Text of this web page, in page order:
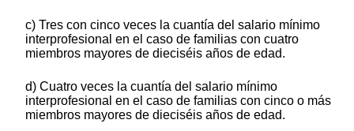
c) Tres con cinco veces la cuantía del salario mínimo
interprofesional en el caso de familias con cuatro
miembros mayores de dieciséis años de edad.
d) Cuatro veces la cuantía del salario mínimo
interprofesional en el caso de familias con cinco o más
miembros mayores de dieciséis años de edad.